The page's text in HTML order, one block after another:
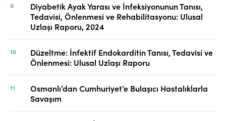
Diyabetik Ayak Yarası ve İnfeksiyonunun Tanısı,
Tedavisi, Önlenmesi ve Rehabilitasyonu: Ulusal
Uzlaşı Raporu, 2024
Düzeltme: İnfektif Endokarditin Tanısı, Tedavisi ve
Önlenmesi: Ulusal Uzlaşı Raporu
Osmanlı’dan Cumhuriyet’e Bulaşıcı Hastalıklarla
Savaşım